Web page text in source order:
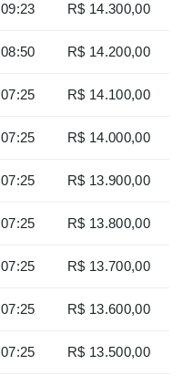
R$ 14.300,00
R$ 14.200,00
R$ 14.100,00
R$ 14.000,00
R$ 13.900,00
R$ 13.800,00
R$ 13.700,00
R$ 13.600,00
R$ 13.500,00